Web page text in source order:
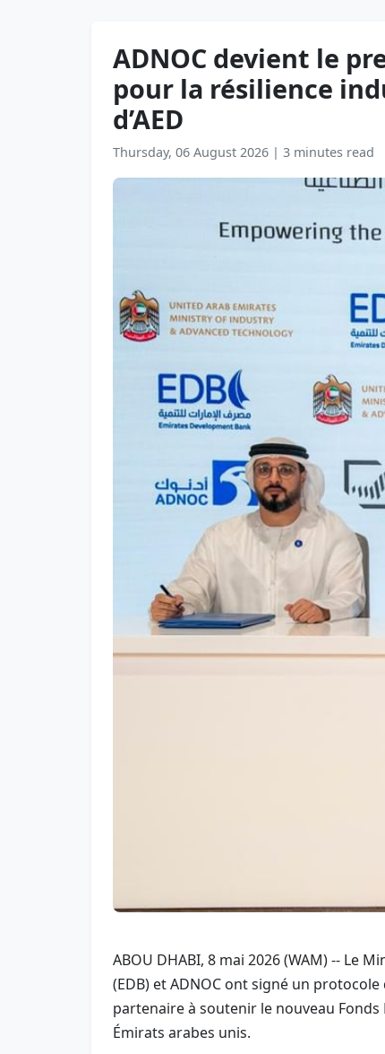
ADNOC devient le
pour la résilience
d’AED
Thursday, 06 August 2026 | 3 minutes read
ABOU DHABI, 8 mai 2026 (WAM) -- Le
(EDB) et ADNOC ont signé un
partenaire à soutenir le nouveau Fonds
Émirats arabes unis.